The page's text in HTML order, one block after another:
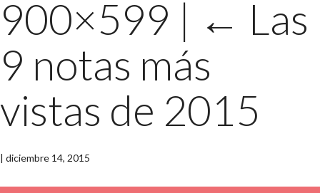
900×599 | ← Las
9 notas más
vistas de 2015
| diciembre 14, 2015